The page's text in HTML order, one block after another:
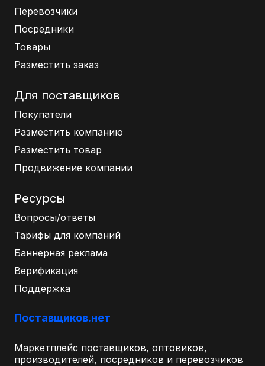
Перевозчики
Посредники
Товары
Разместить заказ
Для поставщиков
Покупатели
Разместить компанию
Разместить товар
Продвижение компании
Ресурсы
Вопросы/ответы
Тарифы для компаний
Баннерная реклама
Верификация
Поддержка
Поставщиков.нет
Маркетплейс поставщиков, оптовиков,
производителей, посредников и перевозчиков